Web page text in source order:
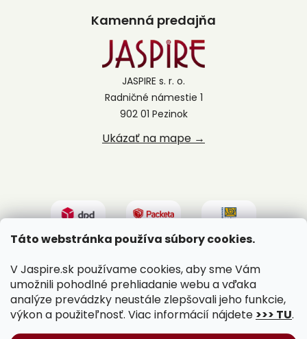
Táto webstránka používa súbory cookies.
V Jaspire.sk používame cookies, aby sme Vám
umožnili pohodlné prehliadanie webu a vďaka
analýze prevádzky neustále zlepšovali jeho funkcie,
výkon a použiteľnosť. Viac informácií nájdete >>> TU.
Kamenná predajňa
JASPIRE s. r. o.
Radničné námestie 1
902 01 Pezinok
Ukázať na mape →